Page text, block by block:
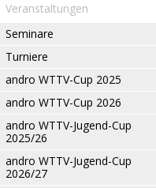
Veranstaltungen
Seminare
Turniere
andro WTTV-Cup 2025
andro WTTV-Cup 2026
andro WTTV-Jugend-Cup
2025/26
andro WTTV-Jugend-Cup
2026/27